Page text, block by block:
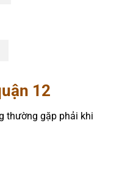
12
thường gặp phải khi